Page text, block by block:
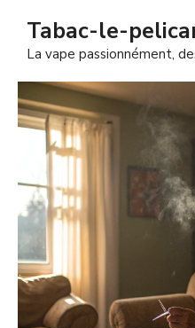
contenu
Tabac-le-
La vape passionnément,